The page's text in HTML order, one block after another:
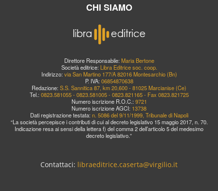
CHI SIAMO
Direttore Responsabile: Maria Bertone
Società editrice: Libra Editrice soc. coop.
Indirizzo: via San Martino 177/A 82016 Montesarchio (Bn)
P. IVA: 06854870638
Redazione: S.S. Sannitica 87, km 20,600 - 81025 Marcianise (Ce)
Tel.: 0823.581055 - 0823.581005 - 0823.821165 - Fax 0823.821725
Numero iscrizione R.O.C.: 9721
Numero iscrizione AGCI: 13738
Dati registrazione testata: n. 5086 del 9/11/1999, Tribunale di Napoli
“La società percepisce i contributi di cui al decreto legislativo 15 maggio 2017, n. 70.
Indicazione resa ai sensi della lettera f) del comma 2 dell’articolo 5 del medesimo
decreto legislativo.”
Contattaci: libraeditrice.caserta@virgilio.it